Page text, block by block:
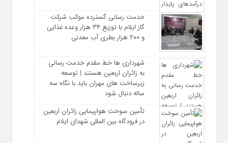
خدمت رسانی گسترده موکب شرکت
گاز ایلام با توزیع ۳۴ هزار وعده غذایی
و ۲۰۰ هزار بطری آب معدنی
شهرداری‌ ها خط مقدم خدمت ‌رسانی
به زائران اربعین هستند | توسعه
زیرساخت ‌های مهران باید با نگاه سه‌
ساله دنبال شود
تأمین سوخت هواپیمایی زائران اربعین
در فرودگاه بین المللی شهدای ایلام